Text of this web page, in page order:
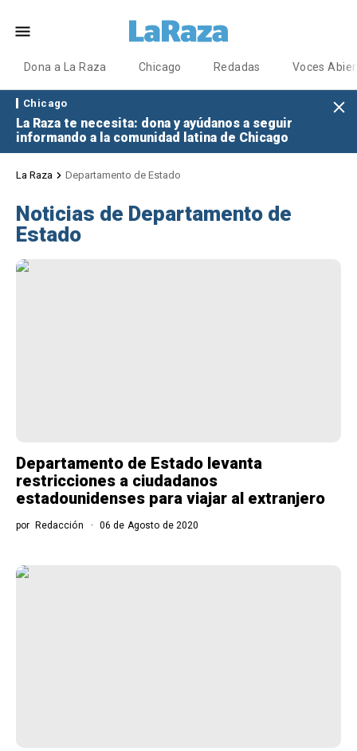
Dona a La Raza Chicago Redadas Voces
Chicago
La Raza te necesita: dona y ayúdanos a seguir
informando a la comunidad latina de Chicago
La Raza Departamento de Estado
Noticias de Departamento de
Estado
Departamento de Estado levanta
restricciones a ciudadanos
estadounidenses para viajar al extranjero
por Redacción 06 de Agosto de 2020